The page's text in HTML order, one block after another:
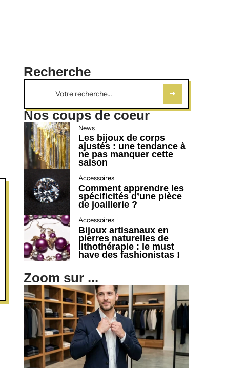
Recherche
Nos coups de coeur
News
Les bijoux de corps
ajustés : une tendance à
ne pas manquer cette
saison
Accessoires
Comment apprendre les
spécificités d’une pièce
de joaillerie ?
Accessoires
Bijoux artisanaux en
pierres naturelles de
lithothérapie : le must
have des fashionistas !
Zoom sur ...